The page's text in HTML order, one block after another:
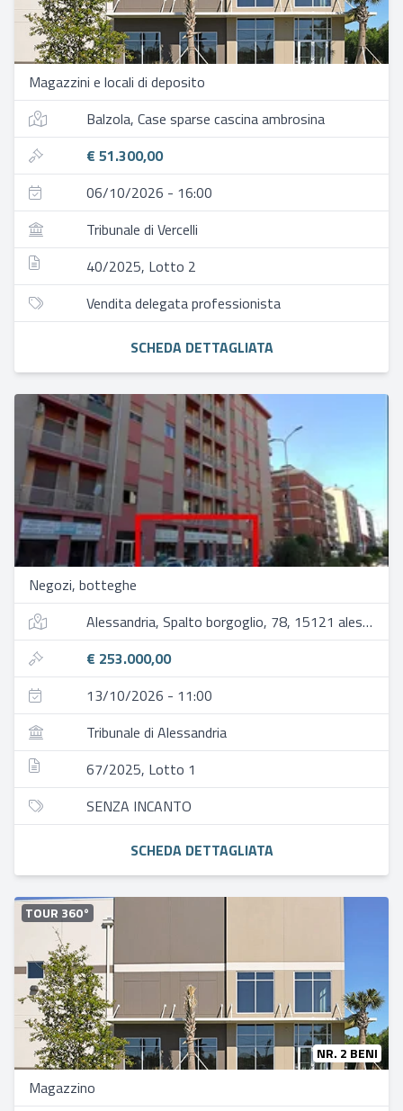
Magazzini e locali di deposito
Balzola, Case sparse cascina ambrosina
€ 51.300,00
06/10/2026 - 16:00
Tribunale di Vercelli
40/2025, Lotto 2
Vendita delegata professionista
SCHEDA DETTAGLIATA
Negozi, botteghe
Alessandria, Spalto borgoglio, 78, 15121 alessandria al, italia
€ 253.000,00
13/10/2026 - 11:00
Tribunale di Alessandria
67/2025, Lotto 1
SENZA INCANTO
SCHEDA DETTAGLIATA
TOUR 360°
NR. 2 BENI
Magazzino